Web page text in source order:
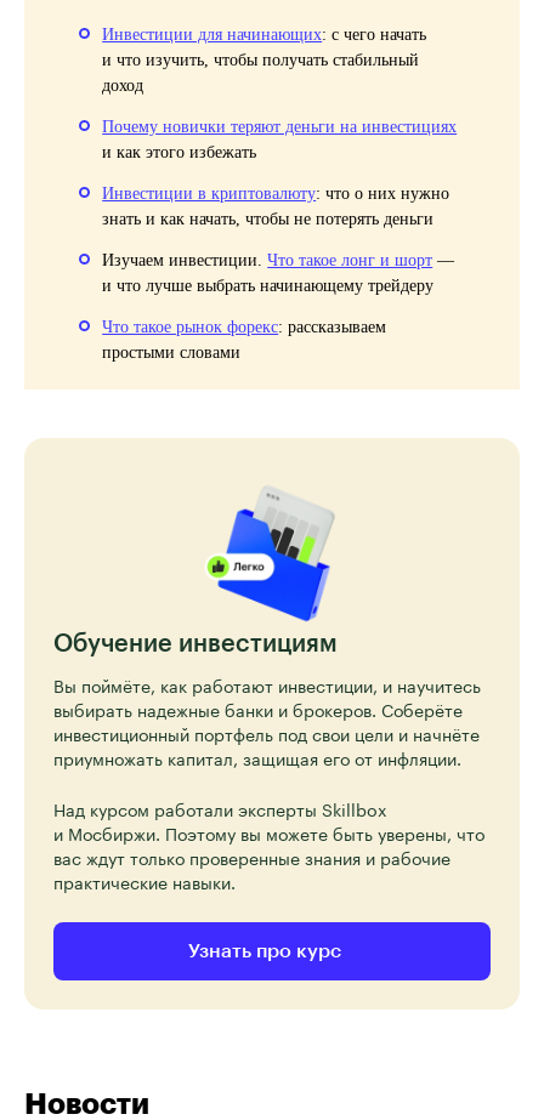
Инвестиции для начинающих: с чего начать
и что изучить, чтобы получать стабильный
доход
Почему новички теряют деньги на инвестициях
и как этого избежать
Инвестиции в криптовалюту: что о них нужно
знать и как начать, чтобы не потерять деньги
Изучаем инвестиции.Что такое лонг и шорт —
и что лучше выбрать начинающему трейдеру
Что такое рынок форекс: рассказываем
простыми словами
Обучение инвестициям
Вы поймёте, как работают инвестиции, и научитесь
выбирать надежные банки и брокеров. Соберёте
инвестиционный портфель под свои цели и начнёте
приумножать капитал, защищая его от инфляции.
Над курсом работали эксперты Skillbox
и Мосбиржи. Поэтому вы можете быть уверены, что
вас ждут только проверенные знания и рабочие
практические навыки.
Узнать про курс
Новости